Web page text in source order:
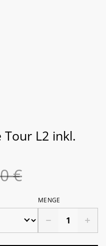
Tour L2 inkl.
€
MENGE